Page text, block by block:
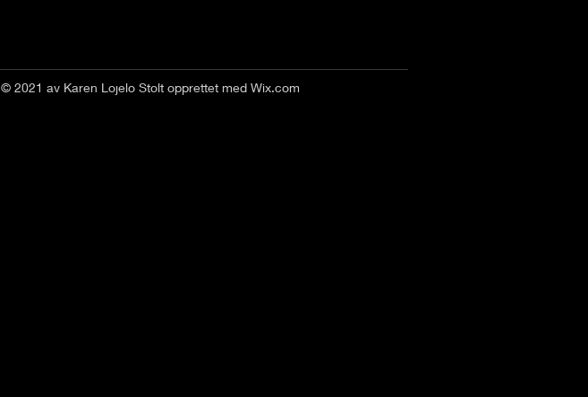
© 2021 av Karen Lojelo Stolt opprettet med Wix.com